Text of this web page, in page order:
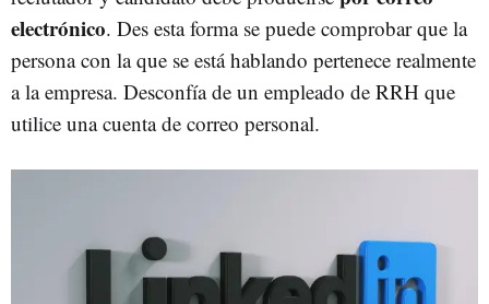
electrónico. Des esta forma se puede comprobar que la
persona con la que se está hablando pertenece realmente
a la empresa. Desconfía de un empleado de RRH que
utilice una cuenta de correo personal.